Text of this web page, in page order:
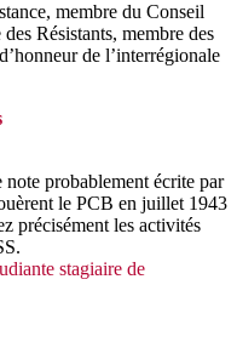
membre du Conseil
Résistants, membre des
de l’interrégionale
note probablement écrite par
le PCB en juillet 1943
précisément les activités
stagiaire de